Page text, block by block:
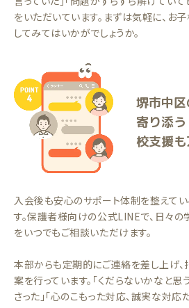
をいただいています。まずは気軽に、お
してみてはいかがでしょうか。
堺市中
寄り添
校支援
入会後も安心のサポート体制を整えて
す。保護者様向けの公式LINEで、日々
をいつでもご相談いただけます。
本部からも定期的にご連絡を差し上げ
案を行っています。「くだらないかなと
さった」「心のこもった対応、誠実な対応